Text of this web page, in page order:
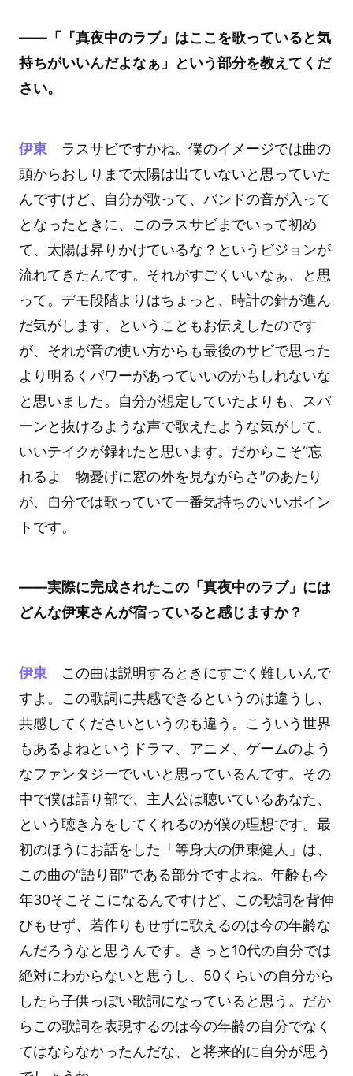
――「『真夜中のラブ』はここを歌っていると気
持ちがいいんだよなぁ」という部分を教えてくだ
さい。
伊東ラスサビですかね。僕のイメージでは曲の
頭からおしりまで太陽は出ていないと思っていた
んですけど、自分が歌って、バンドの音が入って
となったときに、このラスサビまでいって初め
て、太陽は昇りかけているな？というビジョンが
流れてきたんです。それがすごくいいなぁ、と思
って。デモ段階よりはちょっと、時計の針が進ん
だ気がします、ということもお伝えしたのです
が、それが音の使い方からも最後のサビで思った
より明るくパワーがあっていいのかもしれないな
と思いました。自分が想定していたよりも、スパ
ーンと抜けるような声で歌えたような気がして。
いいテイクが録れたと思います。だからこそ“忘
れるよ 物憂げに窓の外を見ながらさ”のあたり
が、自分では歌っていて一番気持ちのいいポイン
トです。
――実際に完成されたこの「真夜中のラブ」には
どんな伊東さんが宿っていると感じますか？
伊東この曲は説明するときにすごく難しいんで
すよ。この歌詞に共感できるというのは違うし、
共感してくださいというのも違う。こういう世界
もあるよねというドラマ、アニメ、ゲームのよう
なファンタジーでいいと思っているんです。その
中で僕は語り部で、主人公は聴いているあなた、
という聴き方をしてくれるのが僕の理想です。最
初のほうにお話をした「等身大の伊東健人」は、
この曲の“語り部”である部分ですよね。年齢も今
年30そこそこになるんですけど、この歌詞を背伸
びもせず、若作りもせずに歌えるのは今の年齢な
んだろうなと思うんです。きっと10代の自分では
絶対にわからないと思うし、50くらいの自分から
したら子供っぽい歌詞になっていると思う。だか
らこの歌詞を表現するのは今の年齢の自分でなく
てはならなかったんだな、と将来的に自分が思う